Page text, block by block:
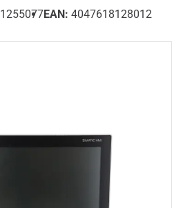
EAN: 4047618128012